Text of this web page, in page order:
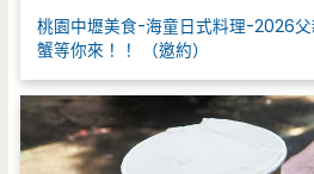
桃園中壢美食-海童日式料理-2026
蟹等你來！！ （邀約）